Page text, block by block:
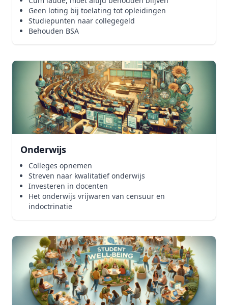
Geen loting bij toelating tot opleidingen
Studiepunten naar collegegeld
Behouden BSA
Onderwijs
Colleges opnemen
Streven naar kwalitatief onderwijs
Investeren in docenten
Het onderwijs vrijwaren van censuur en
indoctrinatie